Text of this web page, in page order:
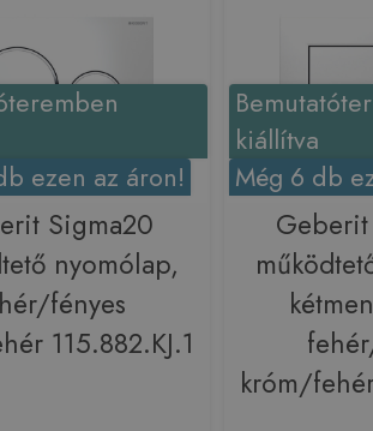
ezen az áron!
Sigma20
nyomólap,
fényes
115.882.KJ.1
kiállítva
Még 6 db
króm/